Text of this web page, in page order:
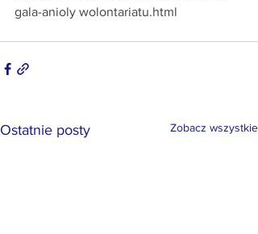
gala-anioly wolontariatu.html
Ostatnie posty Zobacz wszystkie